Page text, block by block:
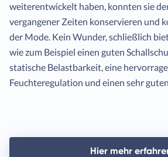
weiterentwickelt haben, konnten sie
vergangener Zeiten konservieren und
der Mode. Kein Wunder, schließlich
wie zum Beispiel einen guten
statische Belastbarkeit, eine
Feuchteregulation und einen sehr guten
Hier mehr